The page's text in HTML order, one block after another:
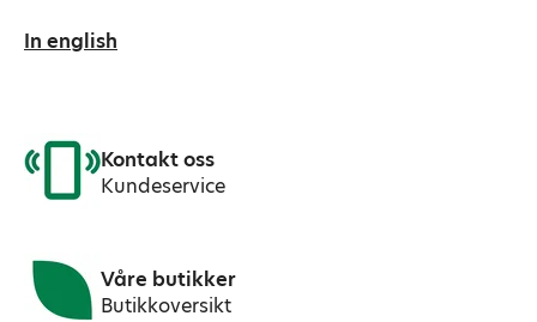
In english
Kontakt oss
Kundeservice
Våre butikker
Butikkoversikt